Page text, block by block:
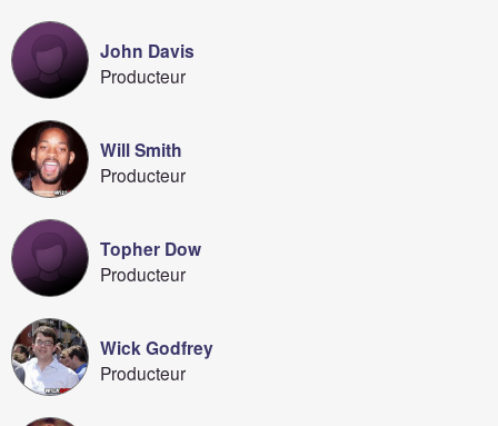
John Davis
Producteur
Will Smith
Producteur
Topher Dow
Producteur
Wick Godfrey
Producteur